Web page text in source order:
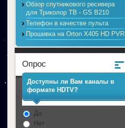
Обзор спутникового ресивера
для Триколор ТВ - GS B210
Телефон в качестве пульта
Прошивка на Orton X405 HD PVR
Опрос
Доступны ли Вам каналы в
формате HDTV?
Да
Нет